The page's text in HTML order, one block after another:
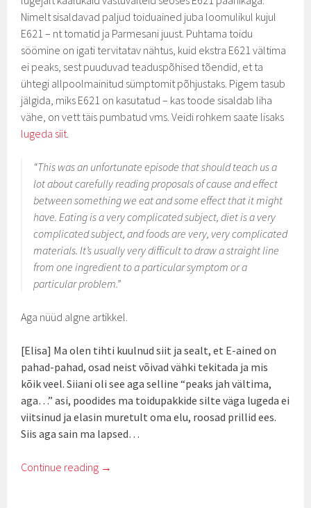
Nimelt sisaldavad paljud toiduained juba loomulikul kujul
E621 – nt tomatid ja Parmesani juust. Puhtama toidu
söömine on igati tervitatav nähtus, kuid ekstra E621 vältima
ei peaks, sest puuduvad teaduspõhised tõendid, et ta
ühtegi allpoolmainitud sümptomit põhjustaks. Pigem tasub
jälgida, miks E621 on kasutatud – kas toode sisaldab liha
vähe, on vett täis pumbatud vms. Veidi rohkem saate lisaks
lugeda siit.
“This was an unfortunate episode that should teach us a
lot about carefully reading proposals of cause and effect
between something we eat and some effect that it might
have. Eating is a very complicated subject, diet is a very
complicated subject, and foods are very, very complicated
materials. It’s usually very difficult to draw a straight line
from one ingredient to a particular symptom or a
particular problem.”
Aga nüüd algne artikkel.
[Elisa] Ma olen tihti kuulnud siit ja sealt, et E-ained on
pahad-pahad, osad neist võivad vähki tekitada ja mis
kõik veel. Siiani oli see aga selline “peaks jah vältima,
aga…” asi, poodides ma toidupakkide silte väga lugeda ei
viitsinud ja elasin muretult oma elu, roosad prillid ees.
Siis aga sain ma lapsed…
Continue reading →